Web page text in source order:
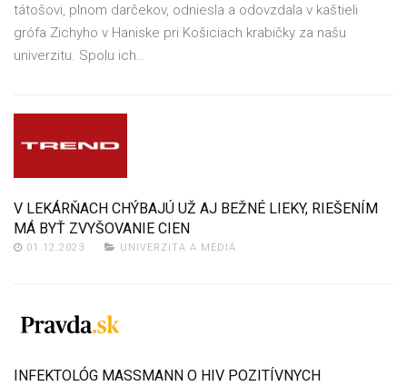
tátošovi, plnom darčekov, odniesla a odovzdala v kaštieli
grófa Zichyho v Haniske pri Košiciach krabičky za našu
univerzitu. Spolu ich…
V LEKÁRŇACH CHÝBAJÚ UŽ AJ BEŽNÉ LIEKY, RIEŠENÍM
MÁ BYŤ ZVYŠOVANIE CIEN
01.12.2023 UNIVERZITA A MÉDIÁ
INFEKTOLÓG MASSMANN O HIV POZITÍVNYCH